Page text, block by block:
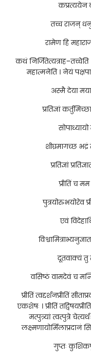
कप्रत्ययेन
तच्च राजन्
रामेण हि
कथं
महात्मनेति । नेयं
अस्मै देया
प्रतिज्ञां
शीघ्रमागच्छ भद्रं
प्रतिज्ञां
प्रीतिं च मम
पुत्रयोरुभयोरेव
एवं
दूतवाक्यं तु
वसिष्ठं वामदेवं च
प्रीतिं त्वद्दर्शनप्रीतिं
एकशेषः । प्रीतिं
मत्पुत्र्यां त्वत्पुत्रे
लक्ष्मणायोर्मिलाप्रदानं
गुप्तः